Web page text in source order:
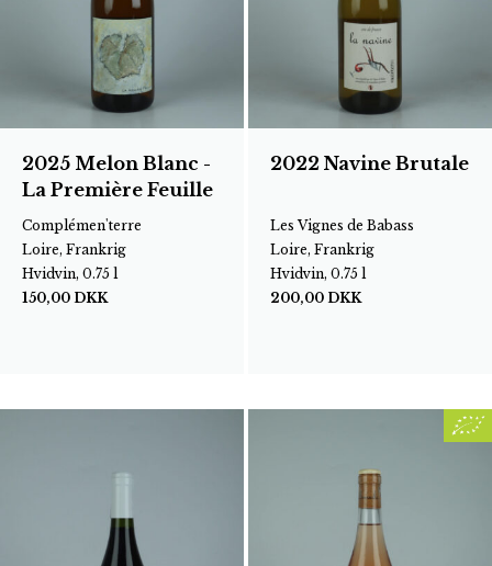
2025 Melon Blanc -
La Première Feuille
Complémen'terre
Loire, Frankrig
Hvidvin, 0.75 l
150,00 DKK
2022 Navine Brutale
Les Vignes de Babass
Loire, Frankrig
Hvidvin, 0.75 l
200,00 DKK